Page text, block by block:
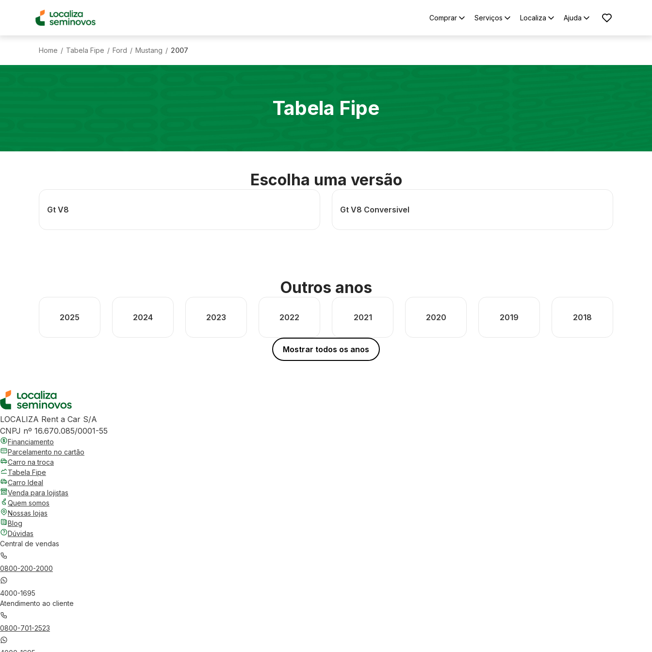
Comprar Serviços Localiza Ajuda
Home / Tabela Fipe / Ford / Mustang / 2007
Tabela Fipe
Escolha uma versão
Gt V8 Gt V8 Conversivel
Outros anos
2025 2024 2023 2022 2021 2020 2019 2018
Mostrar todos os anos
LOCALIZA Rent a Car S/A
CNPJ nº 16.670.085/0001-55
Financiamento
Parcelamento no cartão
Carro na troca
Tabela Fipe
Carro Ideal
Venda para lojistas
Quem somos
Nossas lojas
Blog
Dúvidas
Central de vendas
0800-200-2000
4000-1695
Atendimento ao cliente
0800-701-2523